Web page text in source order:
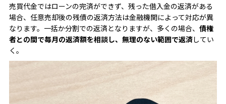
売買代金ではローンの完済ができず、残った借入金の返済がある
場合、任意売却後の残債の返済方法は金融機関によって対応が異
なります。一括か分割での返済となりますが、多くの場合、 債権
者との間で毎月の返済額を相談し、無理のない範囲で返済してい
く。